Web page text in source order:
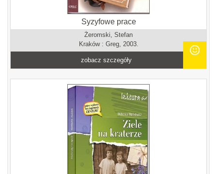
Syzyfowe prace
Żeromski, Stefan
Kraków : Greg, 2003.
zobacz szczegóły